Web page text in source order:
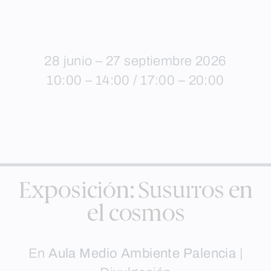
28 junio – 27 septiembre 2026
10:00 – 14:00 / 17:00 – 20:00
Exposición: Susurros en
el cosmos
EnAula Medio Ambiente Palencia